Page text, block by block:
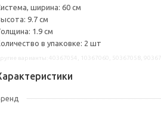
ширина: 60 см
9.7 см
1.9 см
в упаковке: 2 шт